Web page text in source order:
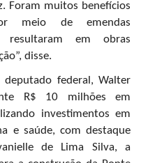
Foram muitos benefícios
meio de emendas
resultaram em obras
disse.
federal, Walter
R$ 10 milhões em
investimentos em
e saúde, com destaque
de Lima Silva, a